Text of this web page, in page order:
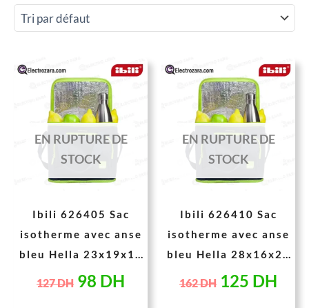
EN RUPTURE DE
STOCK
Ibili 626405 Sac
isotherme avec anse
bleu Hella 23x19x14
cm 5 Litres
127DH
prix
initial
était :
127 DH.
98 DH
Le
est :
EN RUPTURE DE
STOCK
Ibili 626410 Sac
isotherme avec anse
bleu Hella 28x16x26
cm 10 Litres
162DH
prix
initial
était :
162 DH.
125 DH
Le